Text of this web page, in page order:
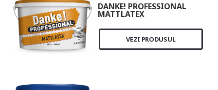
DANKE! PROFESSIONAL
MATTLATEX
VEZI PRODUSUL